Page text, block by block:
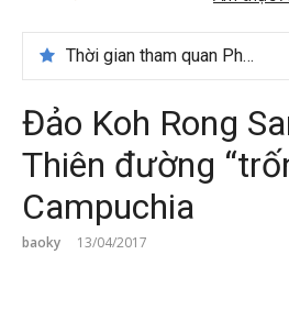
Thời gian tham quan Phong Nha Kẻ Bàng
Đảo Koh Rong
Thiên đường
Campuchia
baoky 13/04/2017